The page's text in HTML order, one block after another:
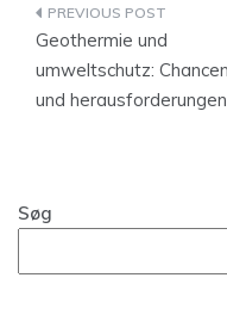
Geothermie und
umweltschutz: Chancen
und herausforderungen
Søg